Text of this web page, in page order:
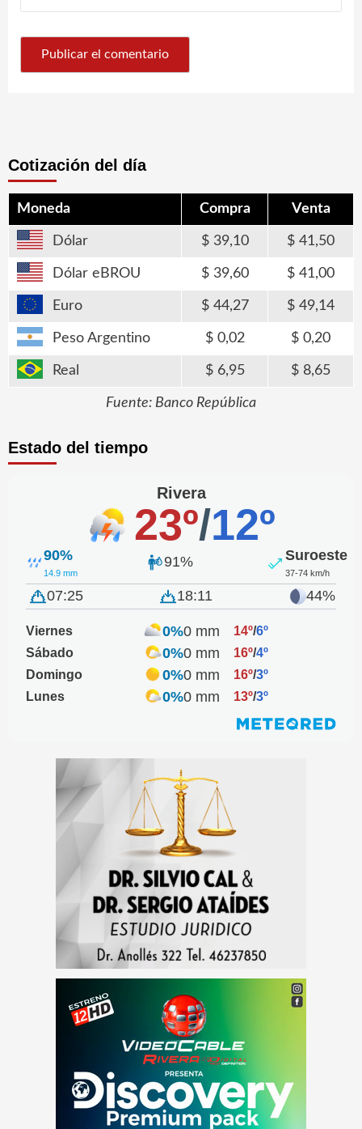
Cotización del día
Moneda Compra Venta
Dólar 39,10 41,50
Dólar eBROU 39,60 41,00
Euro 44,27 49,14
Peso Argentino 0,02 0,20
Real 6,95 8,65
Fuente: Banco República
Estado del tiempo
Rivera
23º/12º
90%
14.9 mm
91% Suroeste
37-74 km/h
07:25 18:11 44%
Viernes 0%0 mm 14º/6º
Sábado
0%0 mm 16º/4º
Domingo
0%0 mm 16º/3º
Lunes
0%0 mm 13º/3º